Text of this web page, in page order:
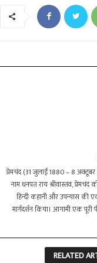
प्रेमचंद (31 जुलाई 1880 – 8
नाम धनपत राय श्रीवास्तव, प्रेमचंद
हिन्दी कहानी और उपन्यास की
मार्गदर्शन किया। आगामी एक पूरी
RELATED